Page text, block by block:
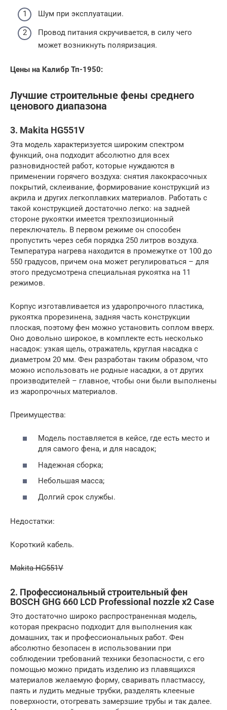
Шум при эксплуатации.
Провод питания скручивается, в силу чего
может возникнуть поляризация.
Цены на Калибр Тп-1950:
Лучшие строительные фены среднего
ценового диапазона
3. Makita HG551V
Эта модель характеризуется широким спектром
функций, она подходит абсолютно для всех
разновидностей работ, которые нуждаются в
применении горячего воздуха: снятия лакокрасочных
покрытий, склеивание, формирование конструкций из
акрила и других легкоплавких материалов. Работать с
такой конструкцией достаточно легко: на задней
стороне рукоятки имеется трехпозиционный
переключатель. В первом режиме он способен
пропустить через себя порядка 250 литров воздуха.
Температура нагрева находится в промежутке от 100 до
550 градусов, причем она может регулироваться – для
этого предусмотрена специальная рукоятка на 11
режимов.
Корпус изготавливается из ударопрочного пластика,
рукоятка прорезинена, задняя часть конструкции
плоская, поэтому фен можно установить соплом вверх.
Оно довольно широкое, в комплекте есть несколько
насадок: узкая щель, отражатель, круглая насадка с
диаметром 20 мм. Фен разработан таким образом, что
можно использовать не родные насадки, а от других
производителей – главное, чтобы они были выполнены
из жаропрочных материалов.
Преимущества:
Модель поставляется в кейсе, где есть место и
для самого фена, и для насадок;
Надежная сборка;
Небольшая масса;
Долгий срок службы.
Недостатки:
Короткий кабель.
Makita HG551V
2. Профессиональный строительный фен
BOSCH GHG 660 LCD Professional nozzle x2 Case
Это достаточно широко распространенная модель,
которая прекрасно подходит для выполнения как
домашних, так и профессиональных работ. Фен
абсолютно безопасен в использовании при
соблюдении требований техники безопасности, с его
помощью можно придать изделию из плавящихся
материалов желаемую форму, сваривать пластмассу,
паять и лудить медные трубки, разделять клееные
поверхности, отогревать замерзшие трубы и так далее.